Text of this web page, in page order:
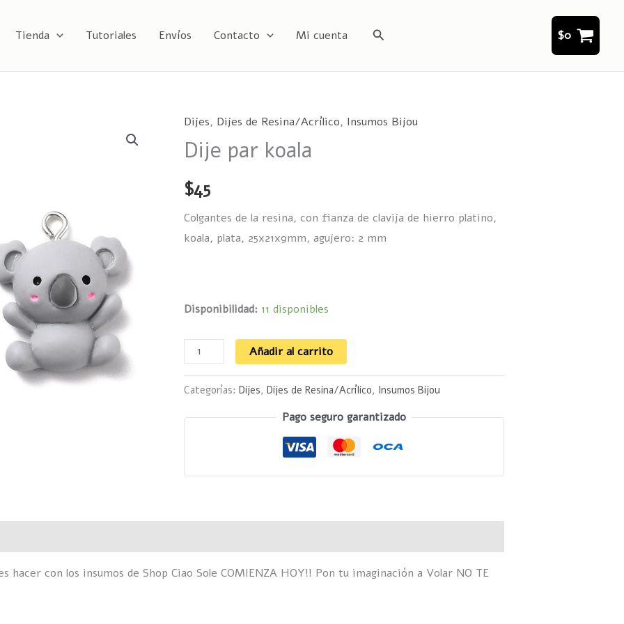
Tienda Tutoriales Envíos Contacto Mi cuenta Buscar $0
Dijes, Dijes de Resina/Acrílico, Insumos Bijou
Dije par koala
$45
Colgantes de la resina, con fianza de clavija de hierro platino,
koala, plata, 25x21x9mm, agujero: 2 mm
Disponibilidad: 11 disponibles
Dije
par
koala
cantidad
Añadir al carrito
Categorías: Dijes, Dijes de Resina/Acrílico, Insumos Bijou
Pago seguro garantizado
hacer con los insumos de Shop Ciao Sole COMIENZA HOY!! Pon tu imaginación a Volar NO TE